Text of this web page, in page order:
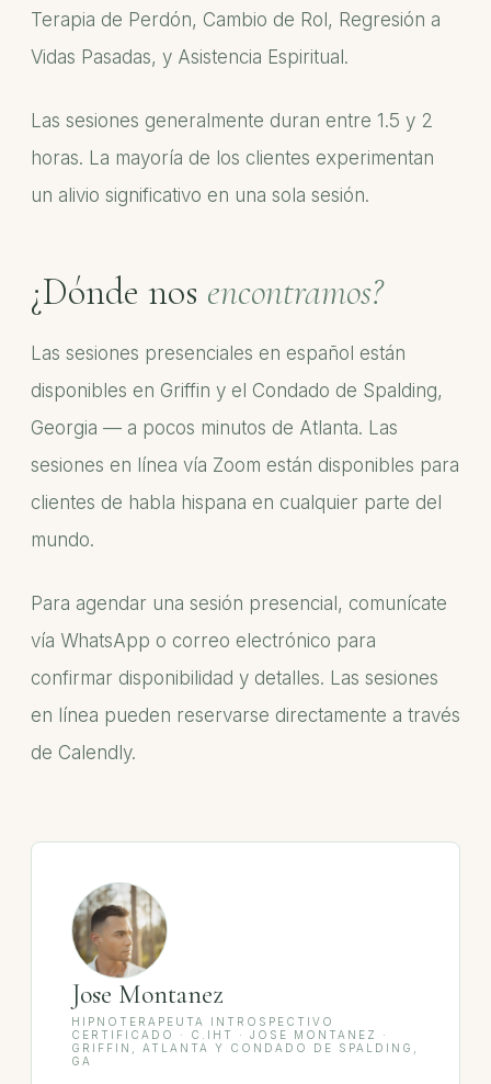
Terapia de Perdón, Cambio de Rol, Regresión a
Vidas Pasadas, y Asistencia Espiritual.
Las sesiones generalmente duran entre 1.5 y 2
horas. La mayoría de los clientes experimentan
un alivio significativo en una sola sesión.
¿Dónde nos encontramos?
Las sesiones presenciales en español están
disponibles en Griffin y el Condado de Spalding,
Georgia — a pocos minutos de Atlanta. Las
sesiones en línea vía Zoom están disponibles para
clientes de habla hispana en cualquier parte del
mundo.
Para agendar una sesión presencial, comunícate
vía WhatsApp o correo electrónico para
confirmar disponibilidad y detalles. Las sesiones
en línea pueden reservarse directamente a través
de Calendly.
Jose Montanez
HIPNOTERAPEUTA INTROSPECTIVO
CERTIFICADO · C.IHT · JOSE MONTANEZ ·
GRIFFIN, ATLANTA Y CONDADO DE SPALDING,
GA